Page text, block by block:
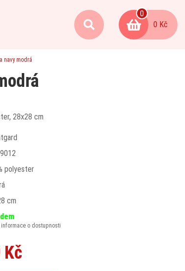
0
0 Kč
navy modrá
28x28 cm
polyester
cm
o dostupnosti
Kč